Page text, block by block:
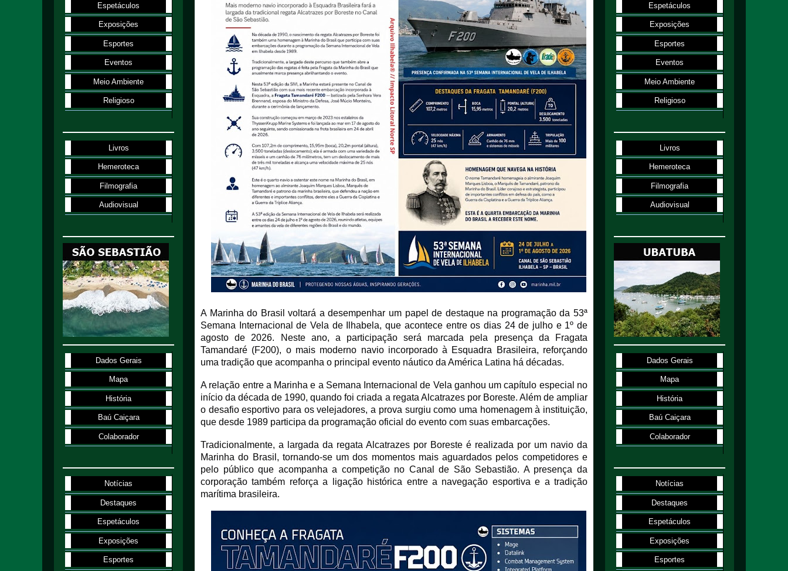
A Marinha do Brasil voltará a desempenhar um papel de destaque na programação da 53ª
Semana Internacional de Vela de Ilhabela, que acontece entre os dias 24 de julho e 1º de
agosto de 2026. Neste ano, a participação será marcada pela presença da Fragata
Tamandaré (F200), o mais moderno navio incorporado à Esquadra Brasileira, reforçando
uma tradição que acompanha o principal evento náutico da América Latina há décadas.
A relação entre a Marinha e a Semana Internacional de Vela ganhou um capítulo especial no
início da década de 1990, quando foi criada a regata Alcatrazes por Boreste. Além de ampliar
o desafio esportivo para os velejadores, a prova surgiu como uma homenagem à instituição,
que desde 1989 participa da programação oficial do evento com suas embarcações.
Tradicionalmente, a largada da regata Alcatrazes por Boreste é realizada por um navio da
Marinha do Brasil, tornando-se um dos momentos mais aguardados pelos competidores e
pelo público que acompanha a competição no Canal de São Sebastião. A presença da
corporação também reforça a ligação histórica entre a navegação esportiva e a tradição
marítima brasileira.
Espetáculos
Exposições
Esportes
Eventos
Meio Ambiente
Religioso
Livros
Hemeroteca
Filmografia
Audiovisual
Dados Gerais
Mapa
História
Baú Caiçara
Colaborador
Notícias
Destaques
Espetáculos
Exposições
Esportes
Espetáculos
Exposições
Esportes
Eventos
Meio Ambiente
Religioso
Livros
Hemeroteca
Filmografia
Audiovisual
Dados Gerais
Mapa
História
Baú Caiçara
Colaborador
Notícias
Destaques
Espetáculos
Exposições
Esportes